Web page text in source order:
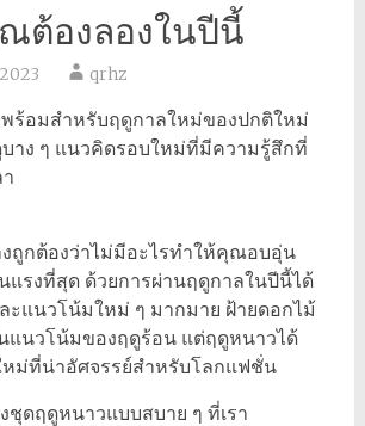
ต้องลองในปีนี้
qrhz
พร้อมสำหรับฤดูกาลใหม่ของปกติใหม่
าง ๆ แนวคิดรอบใหม่ที่มีความรู้สึกที่
ถูกต้องว่าไม่มีอะไรทำให้คุณอบอุ่น
รงที่สุด ด้วยการผ่านฤดูกาลในปีนี้ได้
แนวโน้มใหม่ ๆ มากมาย ฝ้ายดอกไม้
แนวโน้มของฤดูร้อน แต่ฤดูหนาวได้
หม่ที่น่าอัศจรรย์สำหรับโลกแฟชั่น
ชุดฤดูหนาวแบบสบาย ๆ ที่เรา